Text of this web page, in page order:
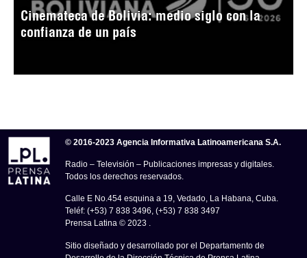
Cinemateca de Bolivia: medio siglo con la
confianza de un país
© 2016-2023 Agencia Informativa Latinoamericana S.A.
Radio – Televisión – Publicaciones impresas y digitales.
Todos los derechos reservados.
Calle E No.454 esquina a 19, Vedado, La Habana, Cuba.
Teléf: (+53) 7 838 3496, (+53) 7 838 3497
Prensa Latina © 2023 .
Sitio diseñado y desarrollado por el Departamento de